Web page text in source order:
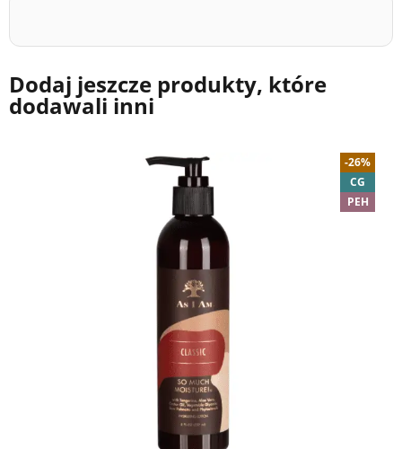
Dodaj jeszcze produkty, które
dodawali inni
-26%
CG
PEH